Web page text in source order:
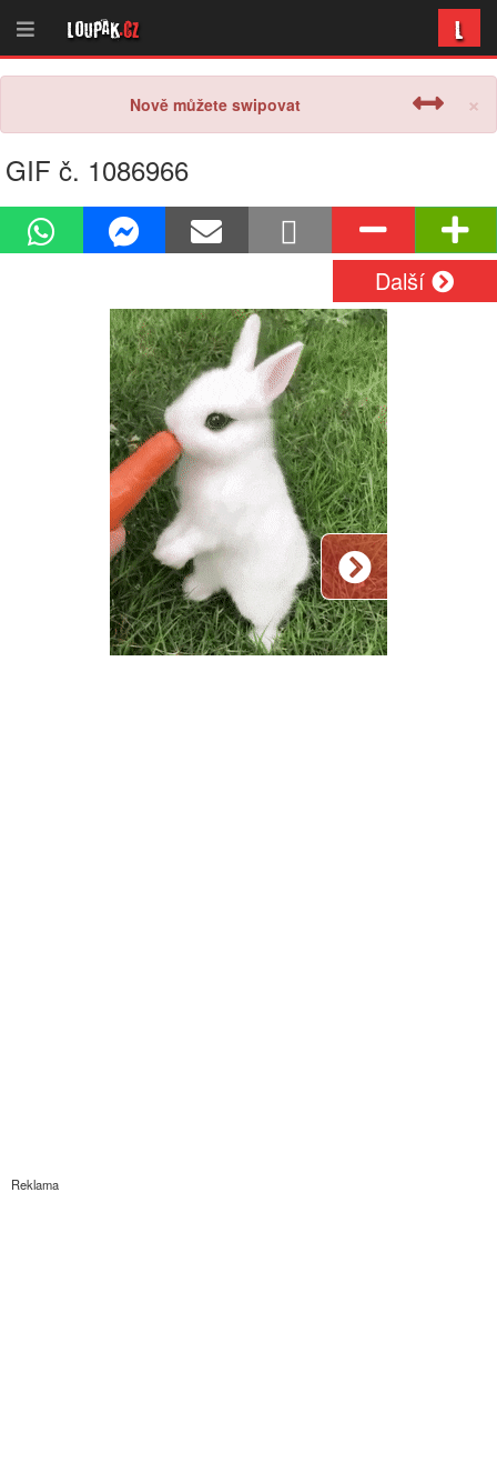
Loupak.cz L
×
Nově můžete swipovat
GIF č. 1086966
Další
Reklama